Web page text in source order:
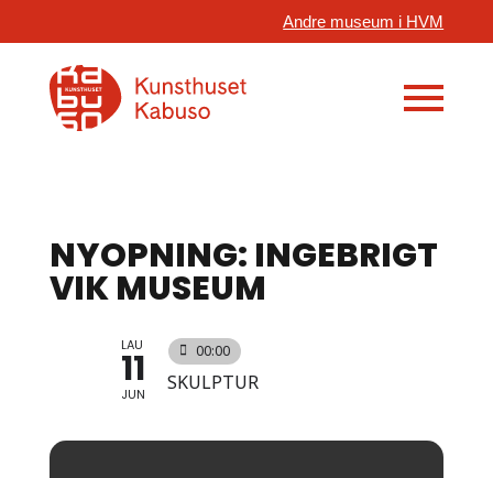
Andre museum i HVM
NYOPNING: INGEBRIGT
VIK MUSEUM
LAU
11
JUN
00:00
SKULPTUR